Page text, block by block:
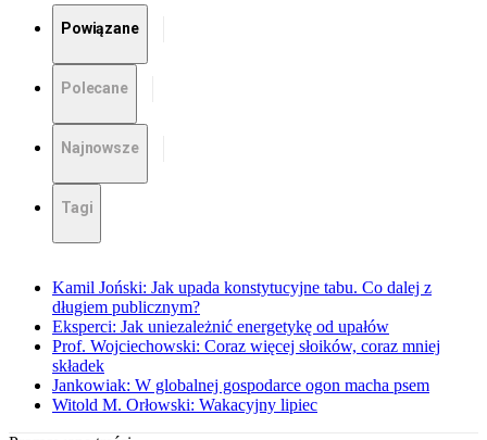
Powiązane
Polecane
Najnowsze
Tagi
Kamil Joński: Jak upada konstytucyjne tabu. Co dalej z
długiem publicznym?
Eksperci: Jak uniezależnić energetykę od upałów
Prof. Wojciechowski: Coraz więcej słoików, coraz mniej
składek
Jankowiak: W globalnej gospodarce ogon macha psem
Witold M. Orłowski: Wakacyjny lipiec